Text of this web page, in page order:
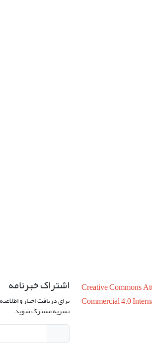
Creative Commons
Commercial 4.0
اشتراک خبرنامه
برای دریافت اخبار و
نشریه مشترک شوید.